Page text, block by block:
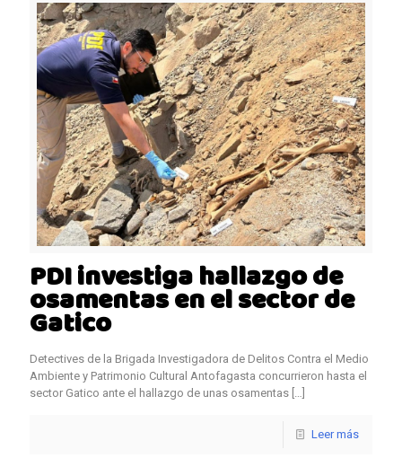
PDI investiga hallazgo de
osamentas en el sector de
Gatico
Detectives de la Brigada Investigadora de Delitos Contra el Medio
Ambiente y Patrimonio Cultural Antofagasta concurrieron hasta el
sector Gatico ante el hallazgo de unas osamentas […]
Leer más